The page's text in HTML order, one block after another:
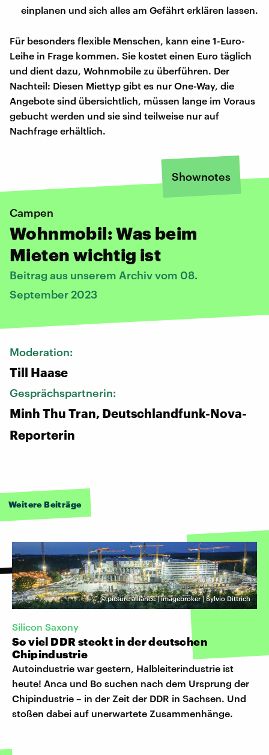
einplanen und sich alles am Gefährt erklären lassen.
Für besonders flexible Menschen, kann eine 1-Euro-
Leihe in Frage kommen. Sie kostet einen Euro täglich
und dient dazu, Wohnmobile zu überführen. Der
Nachteil: Diesen Miettyp gibt es nur One-Way, die
Angebote sind übersichtlich, müssen lange im Voraus
gebucht werden und sie sind teilweise nur auf
Nachfrage erhältlich.
Shownotes
Campen
Wohnmobil: Was beim
Mieten wichtig ist
Beitrag aus unserem Archiv vom 08.
September 2023
Moderation:
Till Haase
Gesprächspartnerin:
Minh Thu Tran, Deutschlandfunk-Nova-
Reporterin
Weitere Beiträge
©picture alliance | imagebroker | Sylvio Dittrich
Silicon Saxony
So viel DDR steckt in der deutschen
Chipindustrie
Autoindustrie war gestern, Halbleiterindustrie ist
heute! Anca und Bo suchen nach dem Ursprung der
Chipindustrie – in der Zeit der DDR in Sachsen. Und
stoßen dabei auf unerwartete Zusammenhänge.